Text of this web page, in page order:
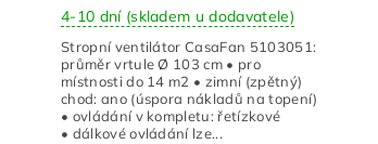
4-10 dní (skladem u dodavatele)
Stropní ventilátor CasaFan 5103051:
průměr vrtule Ø 103 cm • pro
místnosti do 14 m2 • zimní (zpětný)
chod: ano (úspora nákladů na topení)
• ovládání v kompletu: řetízkové
• dálkové ovládání lze...